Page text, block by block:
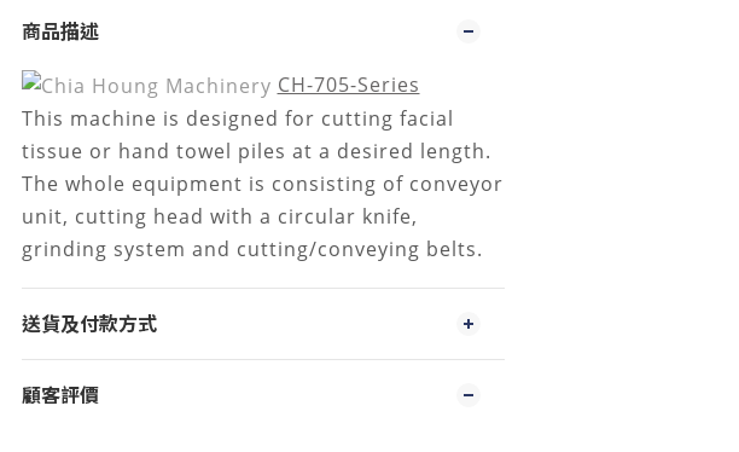
商品描述
CH-705-Series
This machine is designed for cutting facial
tissue or hand towel piles at a desired length.
The whole equipment is consisting of conveyor
unit, cutting head with a circular knife,
grinding system and cutting/conveying belts.
送貨及付款方式
顧客評價